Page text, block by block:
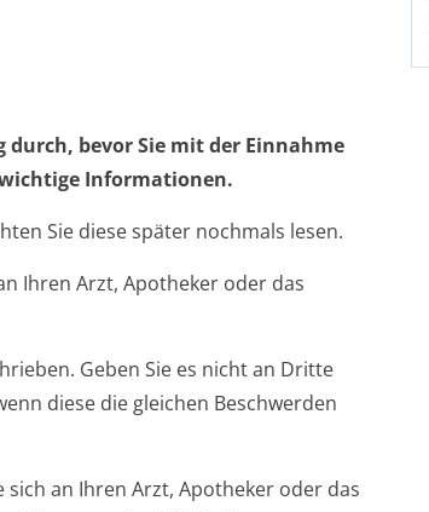
durch, bevor Sie mit der Einnahme
Informationen.
Sie diese später nochmals lesen.
Ihren Arzt, Apotheker oder das
Geben Sie es nicht an Dritte
diese die gleichen Beschwerden
sich an Ihren Arzt, Apotheker oder das